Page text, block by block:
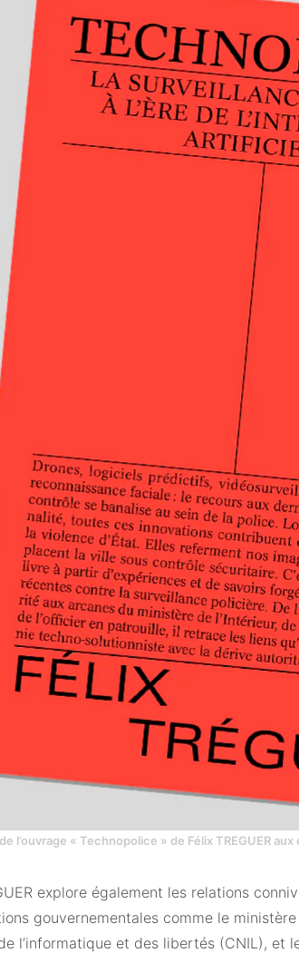
l’ouvrage « Technopolice » de Félix TREGUER
explore également les relations
gouvernementales comme le
l’informatique et des libertés (CNIL), et